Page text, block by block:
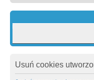
Usuń cookies